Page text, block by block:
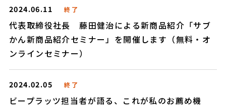
2024.06.11 終了
代表取締役社長 藤田健治による新商品紹介「サブ
かん新商品紹介セミナー」を開催します（無料・オ
ンラインセミナー）
2024.02.05 終了
ビープラッツ担当者が語る、これが私のお薦め機